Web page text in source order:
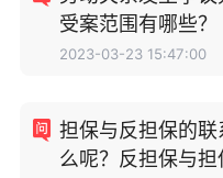
受案范围有哪些？
2023-03-23 15:47:00
担保与反担保的
么呢？反担保与担